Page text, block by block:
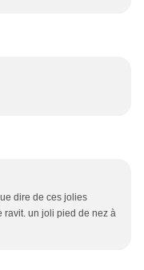
dire de ces jolies
ravit. un joli pied de nez à